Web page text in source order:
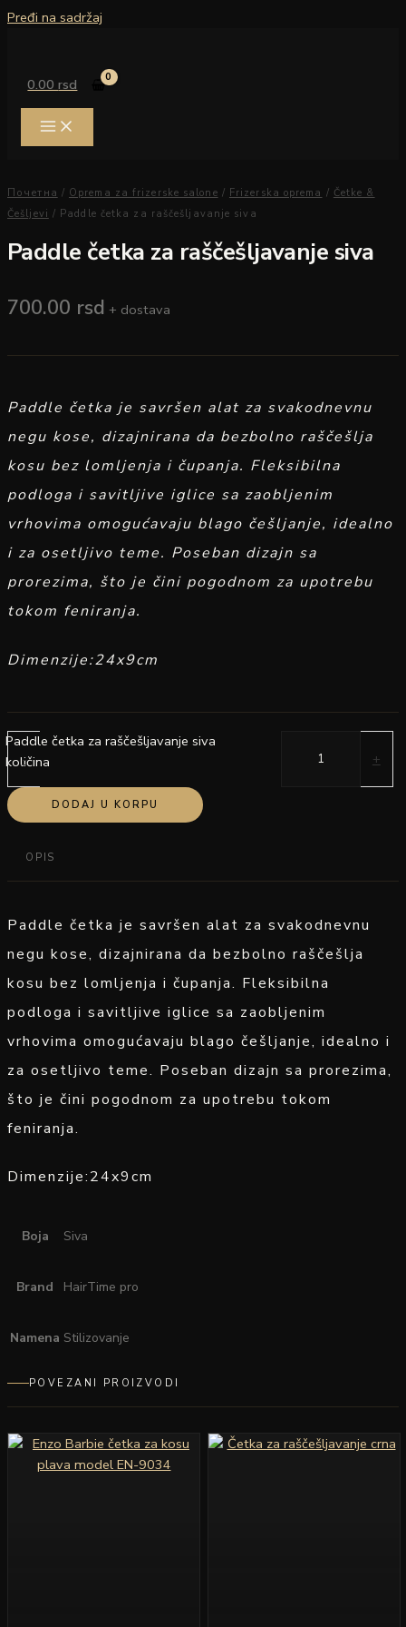
Pređi na sadržaj
0.00rsd
Почетна / Oprema za frizerske salone / Frizerska oprema / Četke &
Češljevi / Paddle četka za raščešljavanje siva
Paddle četka za raščešljavanje siva
700.00 rsd + dostava
Paddle četka je savršen alat za svakodnevnu
negu kose, dizajnirana da bezbolno raščešlja
kosu bez lomljenja i čupanja. Fleksibilna
podloga i savitljive iglice sa zaobljenim
vrhovima omogućavaju blago češljanje, idealno
i za osetljivo teme. Poseban dizajn sa
prorezima, što je čini pogodnom za upotrebu
tokom feniranja.
Dimenzije:24x9cm
-
Paddle četka za raščešljavanje siva
količina
+
DODAJ U KORPU
OPIS
Paddle četka je savršen alat za svakodnevnu
negu kose, dizajnirana da bezbolno raščešlja
kosu bez lomljenja i čupanja. Fleksibilna
podloga i savitljive iglice sa zaobljenim
vrhovima omogućavaju blago češljanje, idealno i
za osetljivo teme. Poseban dizajn sa prorezima,
što je čini pogodnom za upotrebu tokom
feniranja.
Dimenzije:24x9cm
Boja Siva
Brand HairTime pro
Namena Stilizovanje
POVEZANI PROIZVODI